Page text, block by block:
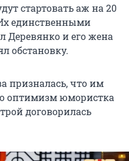
стартовать аж на 20
единственными
Деревянко и его жена
обстановку.
призналась, что им
оптимизм юмористка
договорилась